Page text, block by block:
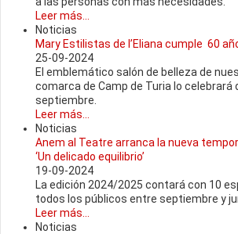
Leer más...
Noticias
Mary Estilistas de l’Eliana cumple 60
25-09-2024
El emblemático salón de belleza de
comarca de Camp de Turia lo
septiembre.
Leer más...
Noticias
Anem al Teatre arranca la nueva
‘Un delicado equilibrio’
19-09-2024
La edición 2024/2025 contará con 10
todos los públicos entre septiembre y
Leer más...
Noticias